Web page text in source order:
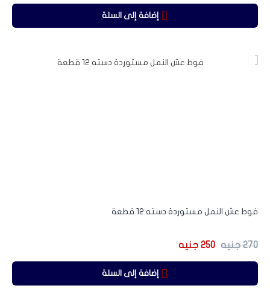
إضافة إلى السلة
فوط عش النمل مستوردة دسته 12 قطعة
270 جنيه 250 جنيه
إضافة إلى السلة